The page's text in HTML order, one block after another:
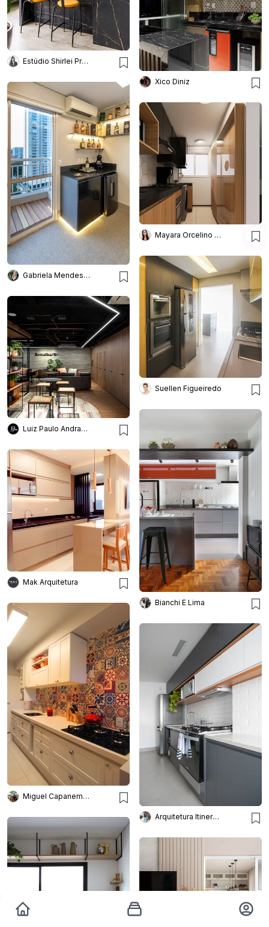
Estúdio Shirlei Proença
Xico Diniz
Gabriela Mendes Arquitetura
Mayara Orcelino Interiores
Suellen Figueiredo
Luiz Paulo Andrade Arquitetos
Bianchi E Lima
Mak Arquitetura
Miguel Capanema Arquitetura
Arquitetura Itinerante